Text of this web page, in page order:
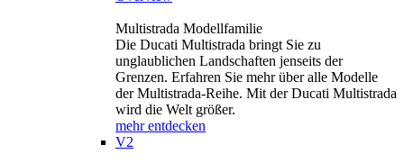
Multistrada Modellfamilie
Die Ducati Multistrada bringt Sie zu
unglaublichen Landschaften jenseits der
Grenzen. Erfahren Sie mehr über alle Modelle
der Multistrada-Reihe. Mit der Ducati Multistrada
wird die Welt größer.
mehr entdecken
V2